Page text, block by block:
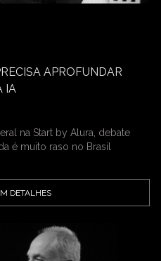
APROFUNDAR
IA
na Start by Alura, debate
é muito raso no Brasil
DETALHES